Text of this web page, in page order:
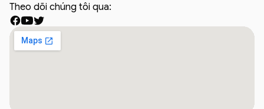
Theo dõi chúng tôi qua: